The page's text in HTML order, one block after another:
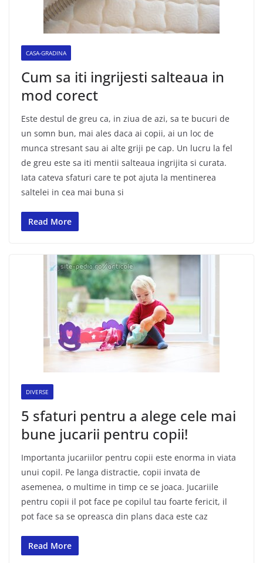
CASA-GRADINA
Cum sa iti ingrijesti salteaua in
mod corect
Este destul de greu ca, in ziua de azi, sa te bucuri de
un somn bun, mai ales daca ai copii, ai un loc de
munca stresant sau ai alte griji pe cap. Un lucru la fel
de greu este sa iti mentii salteaua ingrijita si curata.
Iata cateva sfaturi care te pot ajuta la mentinerea
saltelei in cea mai buna si
Read More
DIVERSE
5 sfaturi pentru a alege cele mai
bune jucarii pentru copii!
Importanta jucariilor pentru copii este enorma in viata
unui copil. Pe langa distractie, copii invata de
asemenea, o multime in timp ce se joaca. Jucariile
pentru copii il pot face pe copilul tau foarte fericit, il
pot face sa se opreasca din plans daca este caz
Read More